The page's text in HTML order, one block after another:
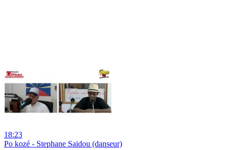
18:23
Po kozé - Stephane Saidou (danseur)